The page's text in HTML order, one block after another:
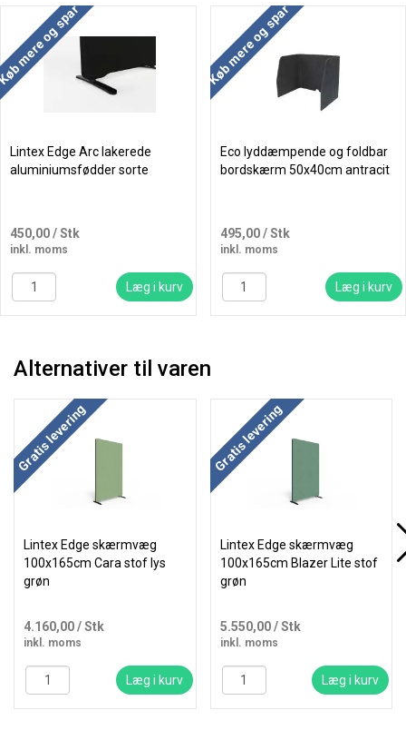
mere og spar
Lintex Edge Arc lakerede
aluminiumsfødder sorte
450,00/ Stk
inkl. moms
Læg i kurv
Køb mere og spar
Eco lyddæmpende og foldbar
bordskærm 50x40cm antracit
495,00/ Stk
inkl. moms
Læg i kurv
Alternativer til varen
Køb mere og spar
Gratis levering
Lintex Edge skærmvæg
100x165cm Cara stof lys
grøn
4.160,00/ Stk
inkl. moms
Læg i kurv
Køb mere og spar
Gratis levering
Lintex Edge skærmvæg
100x165cm Blazer Lite stof
grøn
5.550,00/ Stk
inkl. moms
Læg i kurv